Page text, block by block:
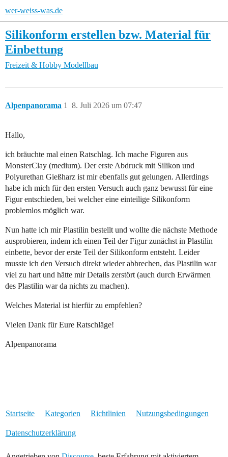
wer-weiss-was.de
Silikonform erstellen bzw. Material für
Einbettung
Freizeit & Hobby Modellbau
Alpenpanorama 8. Juli 2026 um 07:47
1
Hallo,
ich bräuchte mal einen Ratschlag. Ich mache Figuren aus
MonsterClay (medium). Der erste Abdruck mit Silikon und
Polyurethan Gießharz ist mir ebenfalls gut gelungen. Allerdings
habe ich mich für den ersten Versuch auch ganz bewusst für eine
Figur entschieden, bei welcher eine einteilige Silikonform
problemlos möglich war.
Nun hatte ich mir Plastilin bestellt und wollte die nächste Methode
ausprobieren, indem ich einen Teil der Figur zunächst in Plastilin
einbette, bevor der erste Teil der Silikonform entsteht. Leider
musste ich den Versuch direkt wieder abbrechen, das Plastilin war
viel zu hart und hätte mir Details zerstört (auch durch Erwärmen
des Plastilin war da nichts zu machen).
Welches Material ist hierfür zu empfehlen?
Vielen Dank für Eure Ratschläge!
Alpenpanorama
Startseite Kategorien Richtlinien Nutzungsbedingungen
Datenschutzerklärung